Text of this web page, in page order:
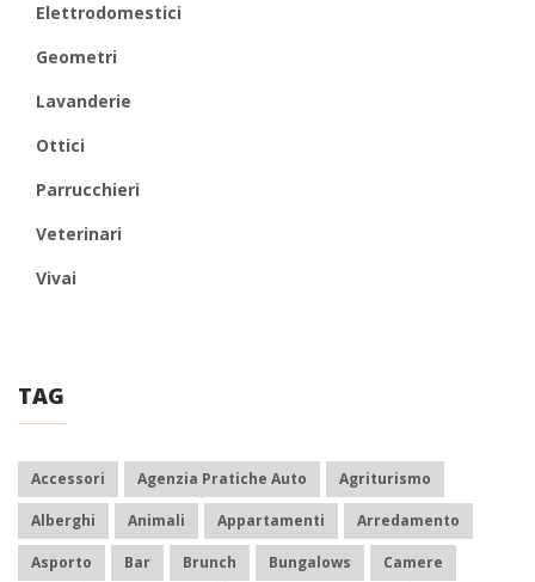
Elettrodomestici
Geometri
Lavanderie
Ottici
Parrucchieri
Veterinari
Vivai
TAG
Accessori Agenzia Pratiche Auto Agriturismo
Alberghi Animali Appartamenti Arredamento
Asporto Bar Brunch Bungalows Camere